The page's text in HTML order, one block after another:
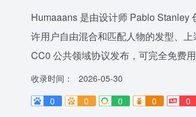
Humaaans 是由设计师 Pablo Stanley
许用户自由混合和匹配人物的发型、
CC0 公共领域协议发布，可完全免费
收录时间：
2026-05-30
0
0 0 0 0